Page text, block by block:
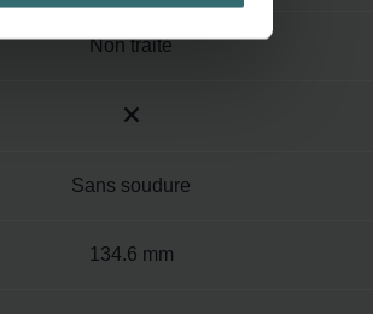
Non traité
Sans soudure
134.6 mm